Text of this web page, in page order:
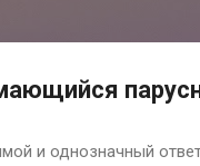
и однозначный